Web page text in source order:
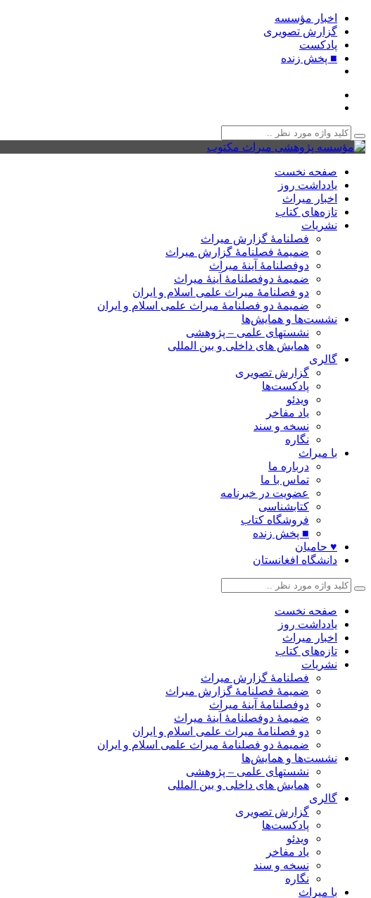
اخبار مؤسسه
گزارش تصویری
پادکست‌
■ پخش زنده
صفحه نخست
یادداشت روز
اخبار میراث
تازه‌های کتاب
نشریات
فصلنامۀ گزارش میراث
ضمیمۀ فصلنامۀ گزارش میراث
دوفصلنامۀ آینۀ میراث
ضمیمۀ دوفصلنامۀ آینۀ میراث
دو فصلنامۀ میراث علمی اسلام و ایران
ضمیمۀ دو فصلنامۀ میراث علمی اسلام و ایران
نشست‌ها و همایش‌ها
نشستهای علمی – پژوهشی
همایش های داخلی و بین المللی
گالری
گزارش تصویری
پادکست‌ها
ویدئو
یاد مفاخر
نسخه و سند
نگاره
با میراث
درباره ما
تماس با ما
عضویت در خبرنامه
کتابشناسی
فروشگاه کتاب
■ پخش زنده
♥ حامیان
دانشگاه افغانستان
صفحه نخست
یادداشت روز
اخبار میراث
تازه‌های کتاب
نشریات
فصلنامۀ گزارش میراث
ضمیمۀ فصلنامۀ گزارش میراث
دوفصلنامۀ آینۀ میراث
ضمیمۀ دوفصلنامۀ آینۀ میراث
دو فصلنامۀ میراث علمی اسلام و ایران
ضمیمۀ دو فصلنامۀ میراث علمی اسلام و ایران
نشست‌ها و همایش‌ها
نشستهای علمی – پژوهشی
همایش های داخلی و بین المللی
گالری
گزارش تصویری
پادکست‌ها
ویدئو
یاد مفاخر
نسخه و سند
نگاره
با میراث